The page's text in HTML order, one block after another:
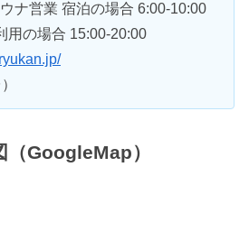
ナ営業 宿泊の場合 6:00-10:00
用の場合 15:00-20:00
（GoogleMap）